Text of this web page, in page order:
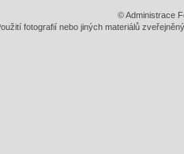
© Administrace
fotografií nebo jiných materiálů